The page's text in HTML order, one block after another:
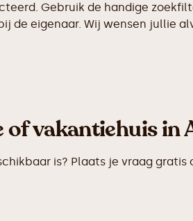
Gebruik de handige
de eigenaar. Wij wensen jullie
vakantiehuis in
is? Plaats je vraag gratis